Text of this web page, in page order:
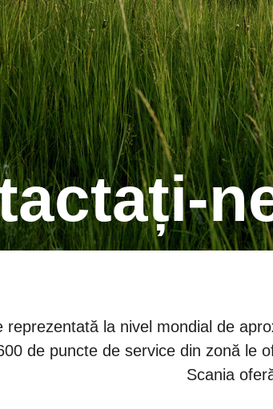
reprezentată la nivel mondial de
de puncte de service din zonă le
Scania